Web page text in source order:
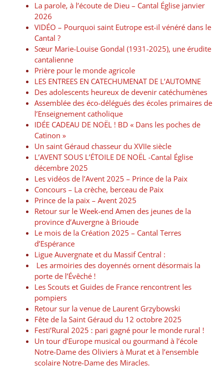
La parole, à l’écoute de Dieu – Cantal Église janvier
2026
VIDÉO – Pourquoi saint Eutrope est-il vénéré dans le
Cantal ?
Sœur Marie-Louise Gondal (1931-2025), une érudite
cantalienne
Prière pour le monde agricole
LES ENTREES EN CATECHUMENAT DE L’AUTOMNE
Des adolescents heureux de devenir catéchumènes
Assemblée des éco-délégués des écoles primaires de
l’Enseignement catholique
IDÉE CADEAU DE NOËL ! BD « Dans les poches de
Catinon »
Un saint Géraud chasseur du XVIIe siècle
L’AVENT SOUS L’ÉTOILE DE NOËL -Cantal Église
décembre 2025
Les vidéos de l’Avent 2025 – Prince de la Paix
Concours – La crèche, berceau de Paix
Prince de la paix – Avent 2025
Retour sur le Week-end Amen des jeunes de la
province d’Auvergne à Brioude
Le mois de la Création 2025 – Cantal Terres
d’Espérance
Ligue Auvergnate et du Massif Central :
Les armoiries des doyennés ornent désormais la
porte de l’Évêché !
Les Scouts et Guides de France rencontrent les
pompiers
Retour sur la venue de Laurent Grzybowski
Fête de la Saint Géraud du 12 octobre 2025
Festi’Rural 2025 : pari gagné pour le monde rural !
Un tour d’Europe musical ou gourmand à l’école
Notre-Dame des Oliviers à Murat et à l’ensemble
scolaire Notre-Dame des Miracles.